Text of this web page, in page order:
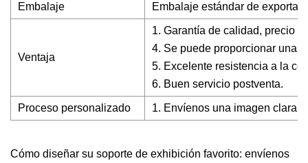
Embalaje Embalaje estándar de
Ventaja
1. Garantía de calidad, precio
4. Se puede proporcionar una
5. Excelente resistencia a la
6. Buen servicio postventa.
Proceso personalizado 1. Envíenos una imagen clara
Cómo diseñar su soporte de exhibición favorito: envíenos